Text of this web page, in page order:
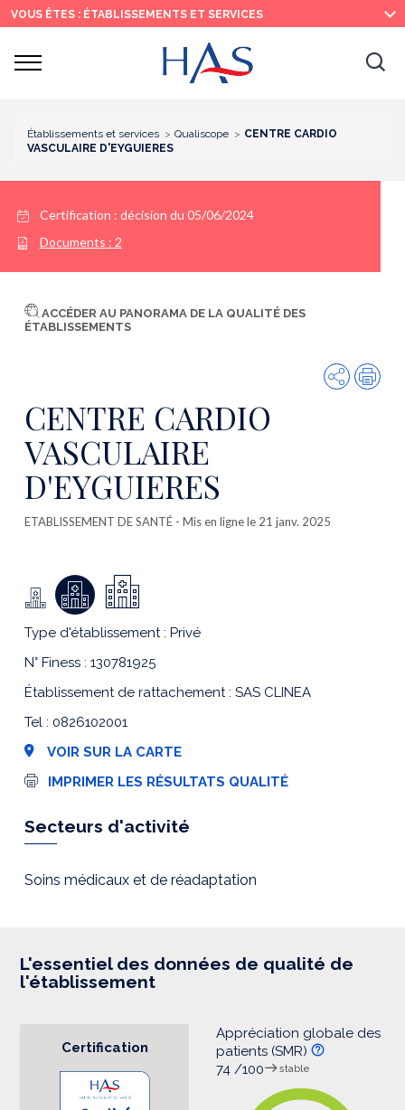
Recherche
Menu
principal
Contenu
principal
VOUS ÊTES : ÉTABLISSEMENTS ET SERVICES
Ouvrir
Établissements et services Qualiscope
CENTRE CARDIO
VASCULAIRE D'EYGUIERES
Certification : décision du 05/06/2024
Documents : 2
ACCÉDER AU PANORAMA DE LA QUALITÉ DES
ÉTABLISSEMENTS
Partager
CENTRE CARDIO
VASCULAIRE
D'EYGUIERES
ETABLISSEMENT DE SANTÉ - Mis en ligne le 21 janv. 2025
Type d'établissement : Privé
N° Finess : 130781925
Établissement de rattachement : SAS CLINEA
Tel : 0826102001
VOIR SUR LA CARTE
I
e
s
i
o
IMPRIMER LES RÉSULTATS QUALITÉ
Secteurs d'activité
Soins médicaux et de réadaptation
L'essentiel des données de qualité de
l'établissement
Certification
Appréciation globale des
patients (SMR)
74 /100
stable